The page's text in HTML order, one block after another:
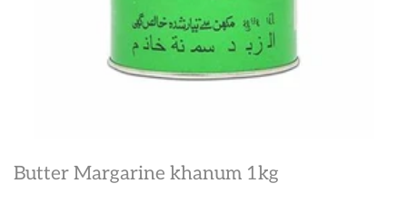
Butter Margarine khanum 1kg